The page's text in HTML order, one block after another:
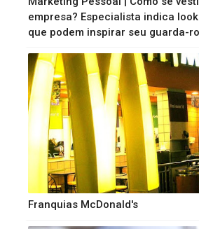
empresa? Especialista indica
que podem inspirar seu guarda-
Franquias McDonald's